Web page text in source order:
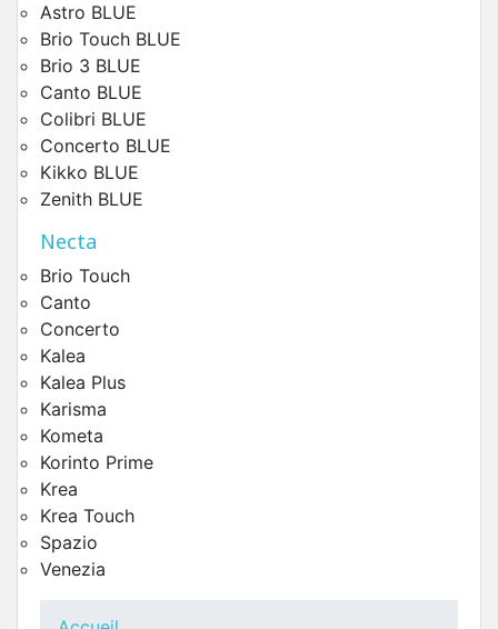
Circuit Hydraulique 500cc Réseau Koro Prime
Astro BLUE
Brio Touch BLUE
Brio 3 BLUE
Canto BLUE
Colibri BLUE
Concerto BLUE
Kikko BLUE
Zenith BLUE
Necta
Brio Touch
Canto
Concerto
Kalea
Kalea Plus
Karisma
Kometa
Korinto Prime
Krea
Krea Touch
Spazio
Venezia